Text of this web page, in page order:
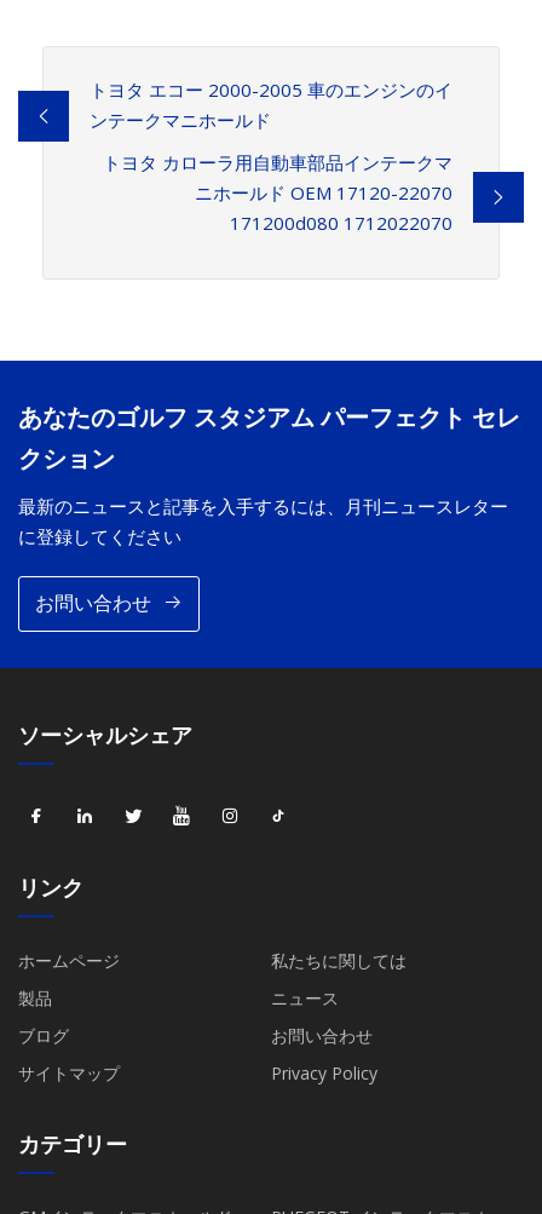
トヨタ エコー 2000-2005 車のエンジンのイ
ンテークマニホールド
トヨタ カローラ用自動車部品インテークマ
ニホールド OEM 17120-22070
171200d080 1712022070
あなたのゴルフ スタジアム パーフェクト セレ
クション
最新のニュースと記事を入手するには、月刊ニュースレター
に登録してください
お問い合わせ
ソーシャルシェア
リンク
ホームページ
私たちに関しては
製品
ニュース
ブログ
お問い合わせ
サイトマップ
Privacy Policy
カテゴリー